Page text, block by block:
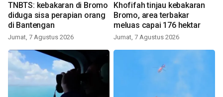
TNBTS: kebakaran di Bromo
diduga sisa perapian orang
di Bantengan
Jumat, 7 Agustus 2026
Khofifah tinjau kebakaran
Bromo, area terbakar
meluas capai 176 hektar
Jumat, 7 Agustus 2026